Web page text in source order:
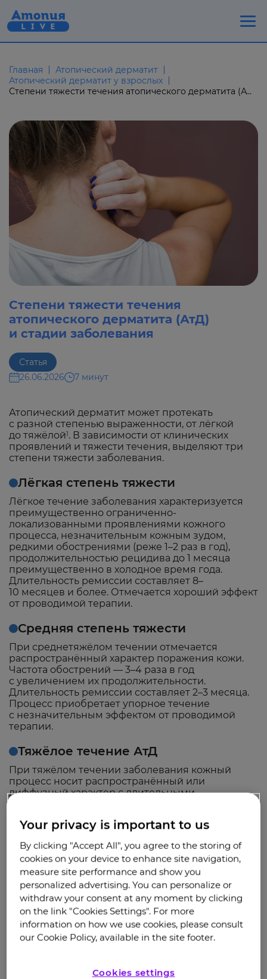
Главная
Атопический дерматит
Атопический дерматит у взрослых
Степени тяжести течения атопического дерматита (АтД) и стадии заболевания
Степени тяжести течения
атопического дерматита (АтД)
и стадии заболевания
Статья
26.06.2026
7 минут
Атопический дерматит может протекать
с разной степенью выраженности, от лёгкой
до тяжёлой1 . В зависимости от клинических
проявлений и тяжести течения, выделяют три
степени тяжести заболевания.
Лёгкая степень тяжести
Лёгкое течение заболевания характеризуется
преимущественно ограниченно-
локализованными проявлениями кожного
процесса, незначительным кожным зудом,
редкими обострениями (реже 1–2 раз в год),
продолжительностью рецидива до 1 месяца
преимущественно в холодное время года.
Длительность ремиссии составляет 8–
10 месяцев и более. Отмечается хороший эффект
от проводимой терапии.
Средняя степень тяжести
При среднетяжёлом течении отмечается
распространённый характер поражения кожи.
Частота обострений — 3–4 раза в год
с увеличением их продолжительности.
Длительность ремиссии составляет 2–3 месяца.
Процесс приобретает упорное течение
с незначительным эффектом от проводимой
терапии.
Тяжёлое течение АтД
При тяжёлом течении заболевания кожный
процесс носит распространённый или
диффузный характер с длительными
состояния (ремиссия продолжается не более 1–
кратковременное улучшение состояния.
Отмечаются выраженный зуд, нарушение сна.
Признаки Лёгкое течение
Площадь
поражения
кожи
до 10%
Лёгкое
Your privacy is important to us
By clicking "Accept All", you agree to the storing of
cookies on your device to enhance site navigation,
measure site performance and show you
personalized advertising. You can personalize or
withdraw your consent at any moment by clicking
on the link "Cookies Settings". For more
information on how we use cookies, please consult
our Cookie Policy, available in the site footer.
Cookies settings